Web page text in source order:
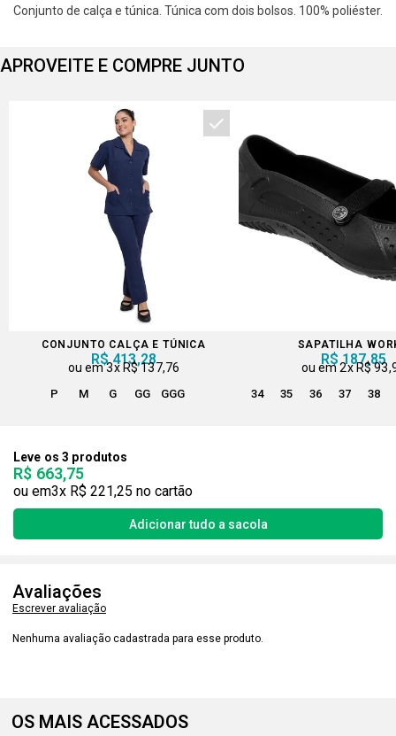
Conjunto de calça e túnica. Túnica com dois bolsos. 100% poliéster.
APROVEITE E COMPRE JUNTO
CONJUNTO CALÇA E TÚNICA
R$ 413,28
3x R$ 137,76
P M G GG GGG
SAPATILHA
R$ 187,85
2xR$
34 35 36 37 38
Leve os 3 produtos
R$ 663,75
3x R$ 221,25
Avaliações
Escrever avaliação
Nenhuma avaliação cadastrada para esse produto.
OS MAIS ACESSADOS